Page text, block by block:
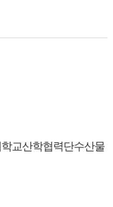
교산학협력단수산물